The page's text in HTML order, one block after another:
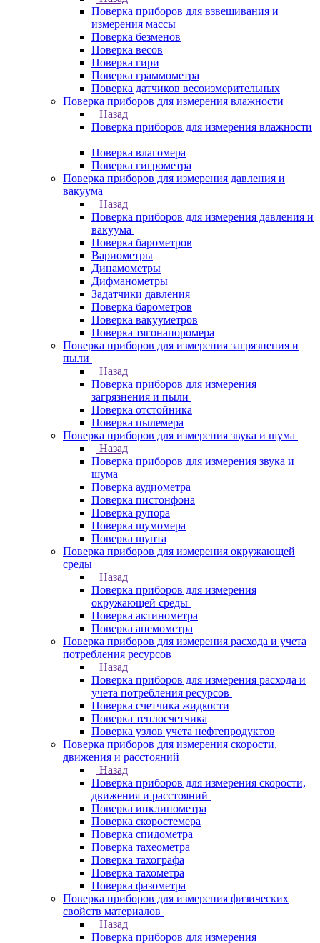
Поверка приборов для взвешивания и
измерения массы
Поверка безменов
Поверка весов
Поверка гири
Поверка граммометра
Поверка датчиков весоизмерительных
Поверка приборов для измерения влажности
Назад
Поверка приборов для измерения влажности
Поверка влагомера
Поверка гигрометра
Поверка приборов для измерения давления и
вакуума
Назад
Поверка приборов для измерения давления и
вакуума
Поверка барометров
Вариометры
Динамометры
Дифманометры
Задатчики давления
Поверка барометров
Поверка вакууметров
Поверка тягонапоромера
Поверка приборов для измерения загрязнения и
пыли
Назад
Поверка приборов для измерения
загрязнения и пыли
Поверка отстойника
Поверка пылемера
Поверка приборов для измерения звука и шума
Назад
Поверка приборов для измерения звука и
шума
Поверка аудиометра
Поверка пистонфона
Поверка рупора
Поверка шумомера
Поверка шунта
Поверка приборов для измерения окружающей
среды
Назад
Поверка приборов для измерения
окружающей среды
Поверка актинометра
Поверка анемометра
Поверка приборов для измерения расхода и учета
потребления ресурсов
Назад
Поверка приборов для измерения расхода и
учета потребления ресурсов
Поверка счетчика жидкости
Поверка теплосчетчика
Поверка узлов учета нефтепродуктов
Поверка приборов для измерения скорости,
движения и расстояний
Назад
Поверка приборов для измерения скорости,
движения и расстояний
Поверка инклинометра
Поверка скоростемера
Поверка спидометра
Поверка тахеометра
Поверка тахографа
Поверка тахометра
Поверка фазометра
Поверка приборов для измерения физических
свойств материалов
Назад
Поверка приборов для измерения